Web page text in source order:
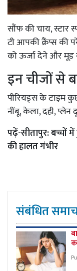
सौंफ की चाय, स्टार
टी आपकी क्रैंप्स की
को ऊर्जा देने और मूड
इन चीजों से
पीरियड्स के टाइम
नींबू, केला, दही, प्लेन
पढ़ें-सीतापुर: बच्चों
की हालत गंभीर
संबंधित